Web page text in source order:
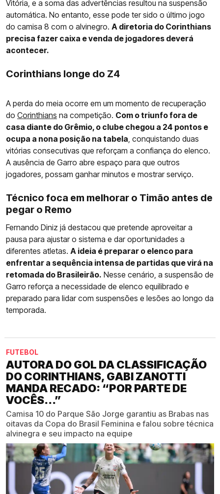
Vitória, e a soma das advertências resultou na suspensão
automática. No entanto, esse pode ter sido o último jogo
do camisa 8 com o alvinegro. A diretoria do Corinthians
precisa fazer caixa e venda de jogadores deverá
acontecer.
Corinthians longe do Z4
A perda do meia ocorre em um momento de recuperação
do Corinthians na competição. Com o triunfo fora de
casa diante do Grêmio, o clube chegou a 24 pontos e
ocupa a nona posição na tabela , conquistando duas
vitórias consecutivas que reforçam a confiança do elenco.
A ausência de Garro abre espaço para que outros
jogadores, possam ganhar minutos e mostrar serviço.
Técnico foca em melhorar o Timão antes de
pegar o Remo
Fernando Diniz já destacou que pretende aproveitar a
pausa para ajustar o sistema e dar oportunidades a
diferentes atletas. A ideia é preparar o elenco para
enfrentar a sequência intensa de partidas que virá na
retomada do Brasileirão. Nesse cenário, a suspensão de
Garro reforça a necessidade de elenco equilibrado e
preparado para lidar com suspensões e lesões ao longo da
temporada.
FUTEBOL
AUTORA DO GOL DA CLASSIFICAÇÃO
DO CORINTHIANS, GABI ZANOTTI
MANDA RECADO: “POR PARTE DE
VOCÊS...”
Camisa 10 do Parque São Jorge garantiu as Brabas nas
oitavas da Copa do Brasil Feminina e falou sobre técnica
alvinegra e seu impacto na equipe